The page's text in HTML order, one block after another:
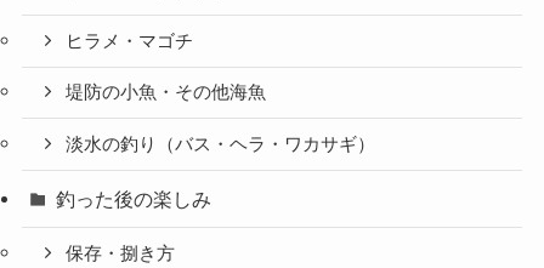
ヒラメ・マゴチ
堤防の小魚・その他海魚
淡水の釣り（バス・ヘラ・ワカサギ）
釣った後の楽しみ
保存・捌き方